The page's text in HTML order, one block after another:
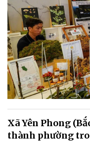
Xã Yên Phong
thành phường